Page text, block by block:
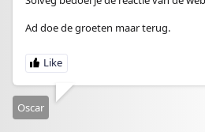
Ad doe de groeten maar terug.
Oscar